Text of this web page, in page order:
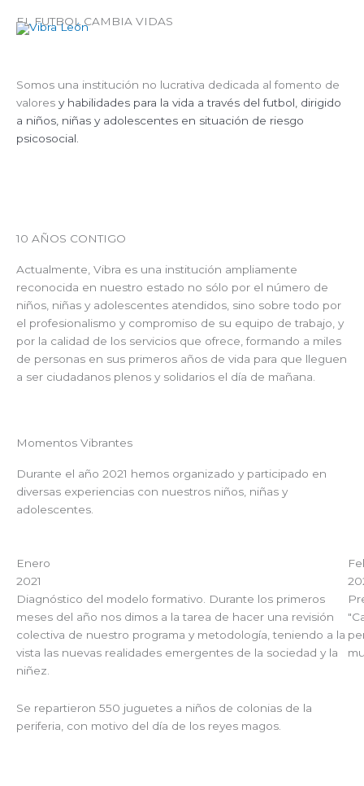
EL FUTBOL CAMBIA VIDAS
Somos una institución no lucrativa dedicada al fomento de
valores y habilidades para la vida a través del futbol, dirigido
a niños, niñas y adolescentes en situación de riesgo
psicosocial.
10 AÑOS CONTIGO
Actualmente, Vibra es una institución ampliamente
reconocida en nuestro estado no sólo por el número de
niños, niñas y adolescentes atendidos, sino sobre todo por
el profesionalismo y compromiso de su equipo de trabajo, y
por la calidad de los servicios que ofrece, formando a miles
de personas en sus primeros años de vida para que lleguen
a ser ciudadanos plenos y solidarios el día de mañana.
Momentos Vibrantes
Durante el año 2021 hemos organizado y participado en
diversas experiencias con nuestros niños, niñas y
adolescentes.
Enero
2021
Diagnóstico del modelo formativo. Durante los primeros
meses del año nos dimos a la tarea de hacer una revisión
colectiva de nuestro programa y metodología, teniendo a la
vista las nuevas realidades emergentes de la sociedad y la
niñez.
Se repartieron 550 juguetes a niños de colonias de la
periferia, con motivo del día de los reyes magos.